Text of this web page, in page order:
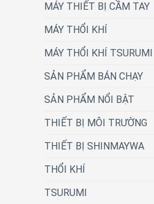
MÁY THIẾT BỊ CẦM TAY
MÁY THỔI KHÍ
MÁY THỔI KHÍ TSURUMI
SẢN PHẨM BÁN CHẠY
SẢN PHẨM NỔI BẬT
THIẾT BỊ MÔI TRƯỜNG
THIẾT BỊ SHINMAYWA
THỔI KHÍ
TSURUMI